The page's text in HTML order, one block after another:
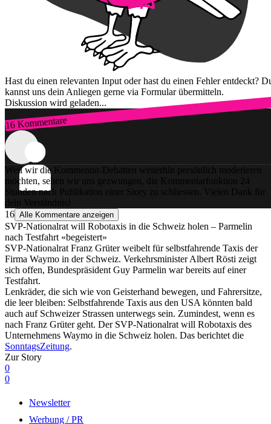
Hast du einen relevanten Input oder hast du einen Fehler entdeckt?
kannst uns dein Anliegen gerne via Formular übermitteln.
Diskussion wird geladen...
16 Kommentare
Zum Login
Weil wir die Kommentar-Debatten weiterhin persönlich moderieren
möchten, sehen wir uns gezwungen, die Kommentarfunktion 24
Stunden nach Publikation einer Story zu schliessen. Vielen Dank für
dein Verständnis!
16 Alle Kommentare anzeigen
SVP-Nationalrat will Robotaxis in die Schweiz holen – Parmelin
nach Testfahrt «begeistert»
SVP-Nationalrat Franz Grüter weibelt für selbstfahrende Taxis der
Firma Waymo in der Schweiz. Verkehrsminister Albert Rösti zeigt
sich offen, Bundespräsident Guy Parmelin war bereits auf einer
Testfahrt.
Lenkräder, die sich wie von Geisterhand bewegen, und Fahrersitze,
die leer bleiben: Selbstfahrende Taxis aus den USA könnten bald
auch auf Schweizer Strassen unterwegs sein. Zumindest, wenn es
nach Franz Grüter geht. Der SVP-Nationalrat will Robotaxis des
Unternehmens Waymo in die Schweiz holen. Das berichtet die
SonntagsZeitung.
Zur Story
0
0
Newsletter
Werbung / PR